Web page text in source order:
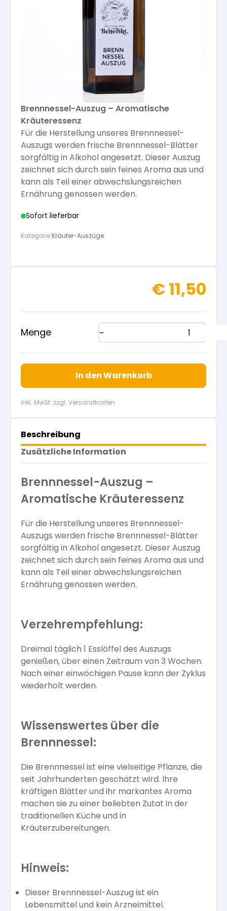
Ätherische Öle
Hautsalben
Kräuter-Auszüge
Vereinsgründer Pfarrer Rauscher
Veranstaltungsberichte
Seminare mit Kräuterpfarrer Benedikt
Kräuterwanderungen
Kräuterpfarrer-Zentrum
Beratungsdienst
Kräutergarten
Angebote für Gruppen
Vereinsvorstellung
Vereinsvorteile
Unser Naturladen
Brennnessel-Auszug – Aromatische
Kräuteressenz
Für die Herstellung unseres Brennnessel-
Auszugs werden frische Brennnessel-Blätter
sorgfältig in Alkohol angesetzt. Dieser Auszug
zeichnet sich durch sein feines Aroma aus und
kann als Teil einer abwechslungsreichen
Ernährung genossen werden.
Sofort lieferbar
Kategorie:Kräuter-Auszüge
€ 11,50
Menge
In den Warenkorb
inkl. MwSt. zzgl. Versandkosten
Beschreibung
Zusätzliche Information
Brennnessel-Auszug –
Aromatische Kräuteressenz
Für die Herstellung unseres Brennnessel-
Auszugs werden frische Brennnessel-Blätter
sorgfältig in Alkohol angesetzt. Dieser Auszug
zeichnet sich durch sein feines Aroma aus und
kann als Teil einer abwechslungsreichen
Ernährung genossen werden.
Verzehrempfehlung:
Dreimal täglich 1 Esslöffel des Auszugs
genießen, über einen Zeitraum von 3 Wochen.
Nach einer einwöchigen Pause kann der Zyklus
wiederholt werden.
Wissenswertes über die
Brennnessel:
Die Brennnessel ist eine vielseitige Pflanze, die
seit Jahrhunderten geschätzt wird. Ihre
kräftigen Blätter und ihr markantes Aroma
machen sie zu einer beliebten Zutat in der
traditionellen Küche und in
Kräuterzubereitungen.
Hinweis:
Dieser Brennnessel-Auszug ist ein
Lebensmittel und kein Arzneimittel.